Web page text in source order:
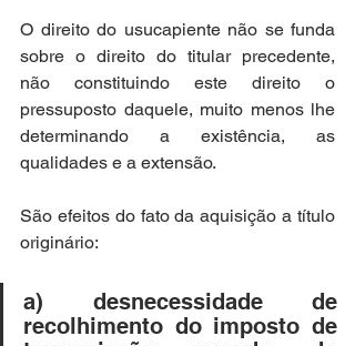
O direito do usucapiente não se funda
sobre o direito do titular precedente,
não constituindo este direito o
pressuposto daquele, muito menos lhe
determinando a existência, as
qualidades e a extensão.
São efeitos do fato da aquisição a título
originário:
a) desnecessidade de
recolhimento do imposto de